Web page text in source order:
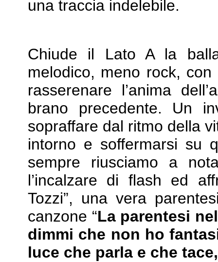
una traccia indelebile.
Chiude il Lato A la
melodico, meno rock,
rasserenare l’anima
brano precedente. Un
sopraffare dal ritmo della
intorno e soffermarsi su
sempre riusciamo a
l’incalzare di flash ed
Tozzi”, una vera
canzone “La parentesi
dimmi che non ho
luce che parla e che